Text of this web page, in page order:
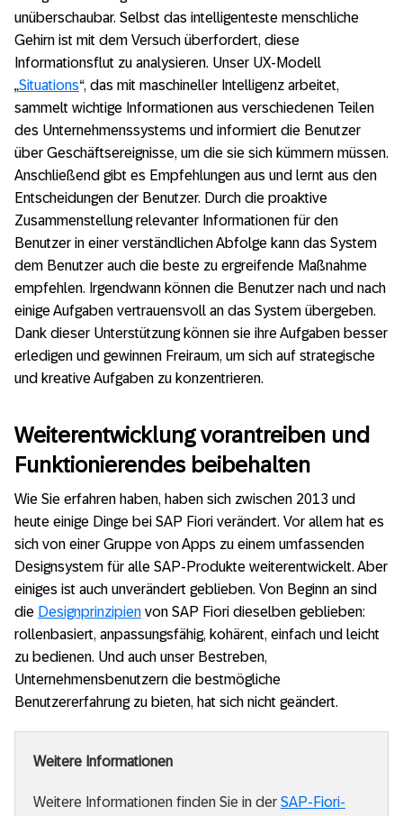
unüberschaubar. Selbst das intelligenteste menschliche
Gehirn ist mit dem Versuch überfordert, diese
Informationsflut zu analysieren. Unser UX-Modell
„Situations“, das mit maschineller Intelligenz arbeitet,
sammelt wichtige Informationen aus verschiedenen Teilen
des Unternehmenssystems und informiert die Benutzer
über Geschäftsereignisse, um die sie sich kümmern müssen.
Anschließend gibt es Empfehlungen aus und lernt aus den
Entscheidungen der Benutzer. Durch die proaktive
Zusammenstellung relevanter Informationen für den
Benutzer in einer verständlichen Abfolge kann das System
dem Benutzer auch die beste zu ergreifende Maßnahme
empfehlen. Irgendwann können die Benutzer nach und nach
einige Aufgaben vertrauensvoll an das System übergeben.
Dank dieser Unterstützung können sie ihre Aufgaben besser
erledigen und gewinnen Freiraum, um sich auf strategische
und kreative Aufgaben zu konzentrieren.
Weiterentwicklung vorantreiben und
Funktionierendes beibehalten
Wie Sie erfahren haben, haben sich zwischen 2013 und
heute einige Dinge bei SAP Fiori verändert. Vor allem hat es
sich von einer Gruppe von Apps zu einem umfassenden
Designsystem für alle SAP-Produkte weiterentwickelt. Aber
einiges ist auch unverändert geblieben. Von Beginn an sind
die Designprinzipien von SAP Fiori dieselben geblieben:
rollenbasiert, anpassungsfähig, kohärent, einfach und leicht
zu bedienen. Und auch unser Bestreben,
Unternehmensbenutzern die bestmögliche
Benutzererfahrung zu bieten, hat sich nicht geändert.
Weitere Informationen
Weitere Informationen finden Sie in der SAP-Fiori-